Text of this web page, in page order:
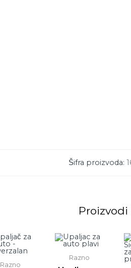
Šifra proizvoda:
Razno
Razno